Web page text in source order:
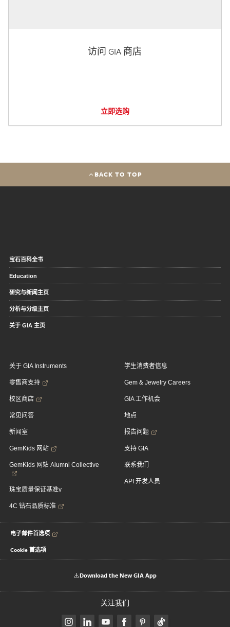
访问 GIA 商店
立即选购
BACK TO TOP
宝石百科全书
Education
研究与新闻主页
分析与分级主页
关于 GIA 主页
关于 GIA Instruments
零售商支持
校区商店
常见问答
新闻室
GemKids 网站
GemKids 网站 Alumni Collective
珠宝质量保证基准v
4C 钻石品质标准
学生消费者信息
Gem & Jewelry Careers
GIA 工作机会
地点
报告问题
支持 GIA
联系我们
API 开发人员
电子邮件首选项
Cookie 首选项
Download the New GIA App
关注我们